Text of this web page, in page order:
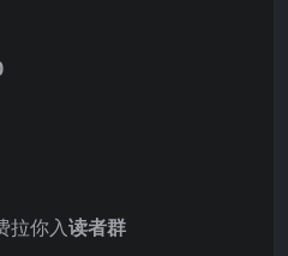
拉你入读者群